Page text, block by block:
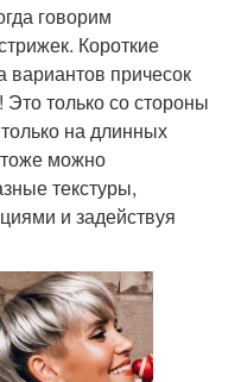
говорим
Короткие
причесок
только со стороны
на длинных
можно
текстуры,
и задействуя